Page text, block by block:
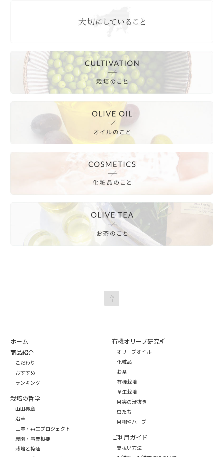
ホーム
商品紹介
こだわり
おすすめ
ランキング
栽培の哲学
山田典章
沿革
三豊・再生プロジェクト
農園・事業概要
栽培と搾油
有機オリーブ研究所
オリーブオイル
化粧品
お茶
有機栽培
草生栽培
果実の渋抜き
虫たち
果樹やハーブ
ご利用ガイド
支払い方法